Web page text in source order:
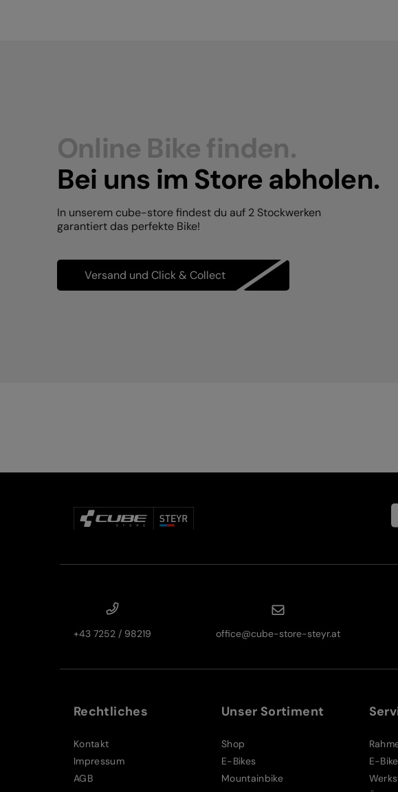
Online Bike finden.
Bei uns im Store abholen.
In unserem cube-store findest du auf 2 Stockwerken
garantiert das perfekte Bike!
Versand und Click & Collect
+43 7252 / 98219 office@cube-store-steyr.at
Rechtliches
Kontakt
Impressum
AGB
Unser Sortiment
Shop
E-Bikes
Mountainbike
E-